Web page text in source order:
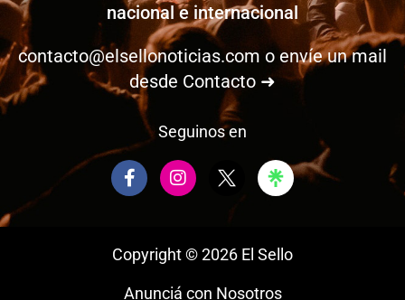
nacional e internacional
contacto@elsellonoticias.com o envíe un mail
desde Contacto ➜
Seguinos en
F
a
o
k
I
n
g
a
Copyright © 2026 El Sello
Anunciá con Nosotros